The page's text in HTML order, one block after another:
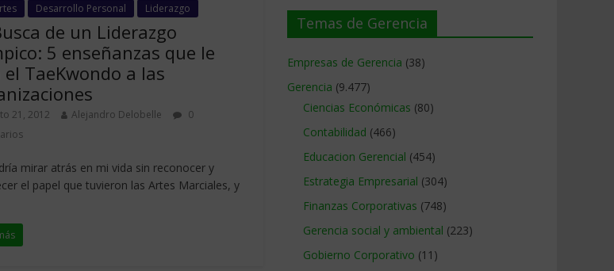
Desarrollo Personal Liderazgo
de un Liderazgo
5 enseñanzas que le
el TaeKwondo a las
21, 2012 Alejandro Delobelle
0
mirar atrás en mi vida sin reconocer y
el papel que tuvieron las Artes Marciales, y
Temas de Gerencia
Empresas de Gerencia (38)
Gerencia (9.477)
Ciencias Económicas (80)
Contabilidad (466)
Educacion Gerencial (454)
Estrategia Empresarial (304)
Finanzas Corporativas (748)
Gerencia social y ambiental (223)
Gobierno Corporativo (11)